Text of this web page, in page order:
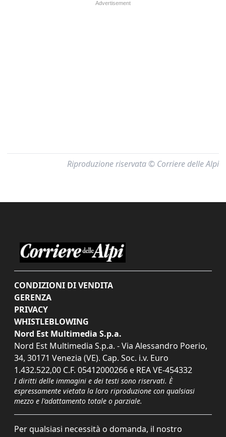
Riproduzione riservata © Corriere delle Alpi
CONDIZIONI DI VENDITA
GERENZA
PRIVACY
WHISTLEBLOWING
Nord Est Multimedia S.p.a.
Nord Est Multimedia S.p.a. - Via Alessandro Poerio,
34, 30171 Venezia (VE). Cap. Soc. i.v. Euro
1.432.522,00 C.F. 05412000266 e REA VE-454332
I diritti delle immagini e dei testi sono riservati. È
espressamente vietata la loro riproduzione con qualsiasi
mezzo e l'adattamento totale o parziale.
Per qualsiasi necessità o domanda, il nostro